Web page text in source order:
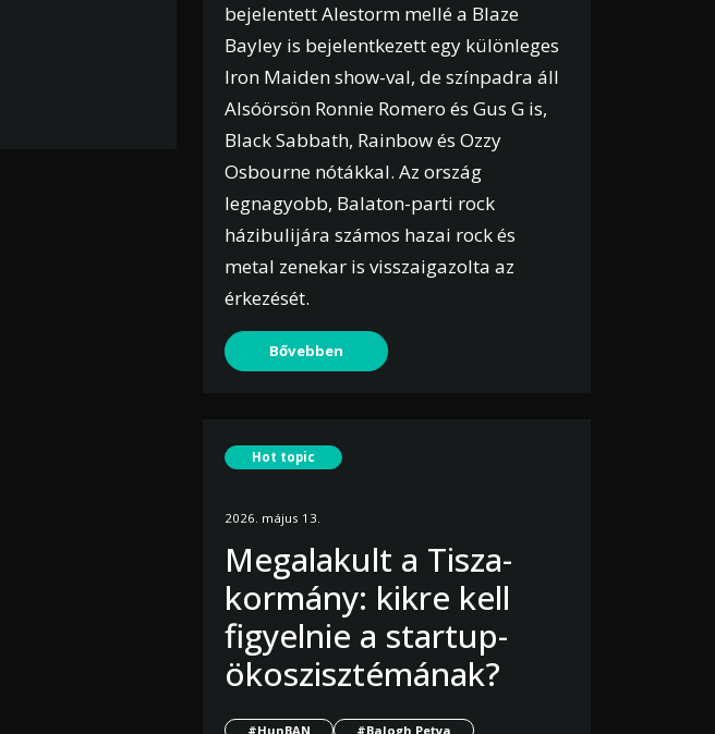
bejelentett Alestorm mellé a Blaze
Bayley is bejelentkezett egy különleges
Iron Maiden show-val, de színpadra áll
Alsóörsön Ronnie Romero és Gus G is,
Black Sabbath, Rainbow és Ozzy
Osbourne nótákkal. Az ország
legnagyobb, Balaton-parti rock
házibulijára számos hazai rock és
metal zenekar is visszaigazolta az
érkezését.
Bővebben
Hot topic
2026. május 13.
Megalakult a Tisza-
kormány: kikre kell
figyelnie a startup-
ökoszisztémának?
#HunBAN
#Balogh Petya